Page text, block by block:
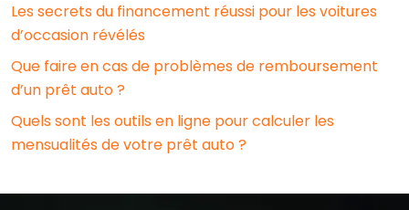
Les secrets du financement réussi pour les voitures
d’occasion révélés
Que faire en cas de problèmes de remboursement
d’un prêt auto ?
Quels sont les outils en ligne pour calculer les
mensualités de votre prêt auto ?